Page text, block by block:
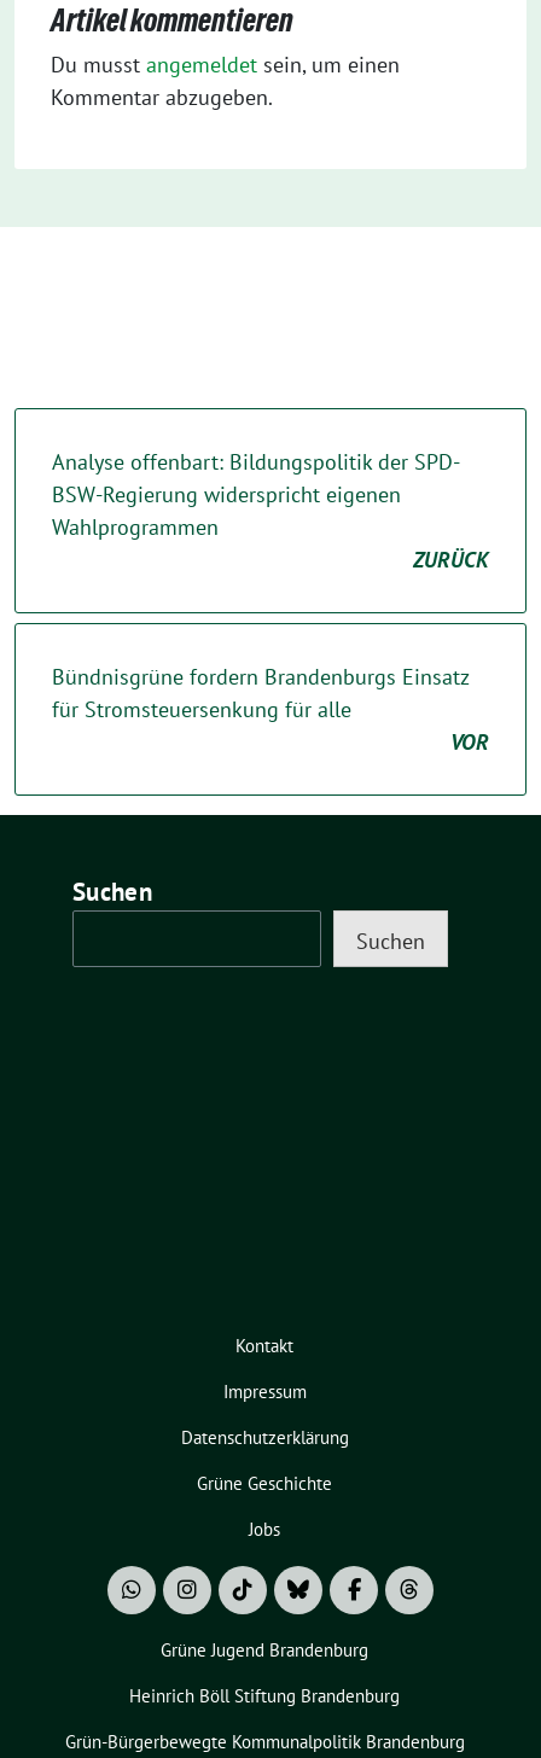
Artikel kommentieren
Du musst angemeldet sein, um einen
Kommentar abzugeben.
Analyse offenbart: Bildungspolitik der SPD-
BSW-Regierung widerspricht eigenen
Wahlprogrammen
ZURÜCK
Bündnisgrüne fordern Brandenburgs Einsatz
für Stromsteuersenkung für alle
VOR
Suchen
Suchen
Kontakt
Impressum
Datenschutzerklärung
Grüne Geschichte
Jobs
Grüne Jugend Brandenburg
Heinrich Böll Stiftung Brandenburg
Grün-Bürgerbewegte Kommunalpolitik Brandenburg